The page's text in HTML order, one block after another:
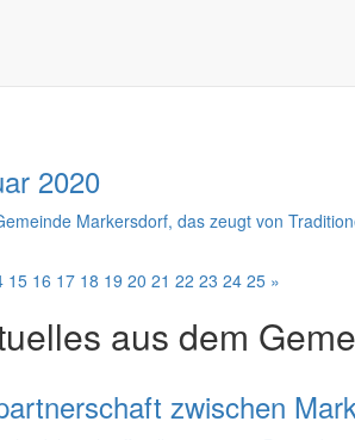
kommt der Markersdorfer Bürgermeister
2020
Markersdorf, das zeugt von
15 16 17 18 19 20 21 22 23 24 25 »
aus dem
zwischen